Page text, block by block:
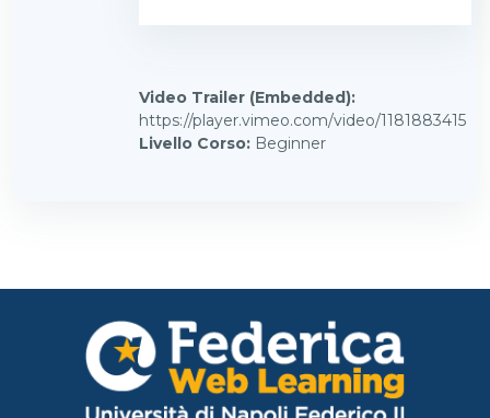
Video Trailer (Embedded):
https://player.vimeo.com/video/1181883415
Livello Corso: Beginner